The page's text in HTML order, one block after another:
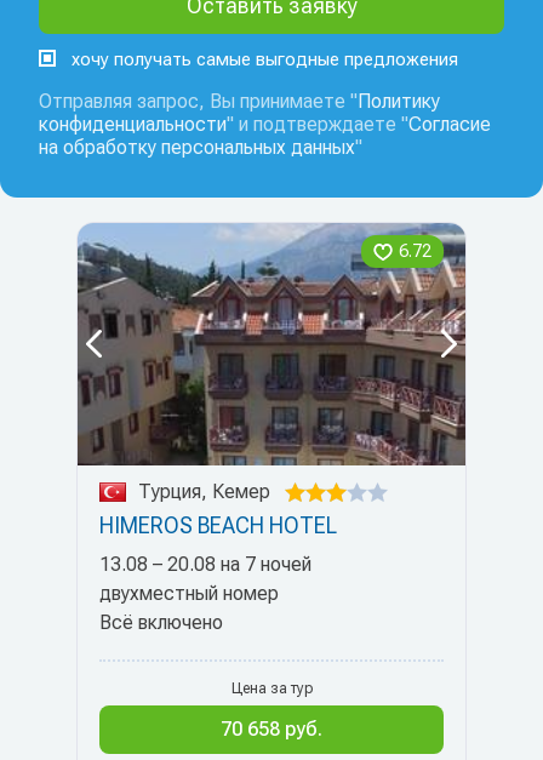
хочу получать самые выгодные предложения
Отправляя запрос, Вы принимаете "Политику
конфиденциальности" и подтверждаете "Согласие
на обработку персональных данных"
6.72
Турция, Кемер
HIMEROS BEACH HOTEL
13.08 – 20.08 на 7 ночей
двухместный номер
Всё включено
Цена за тур
70 658 руб.